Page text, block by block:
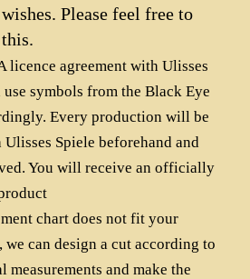
Please feel free to
licence agreement with Ulisses
use symbols from the Black Eye
Every production will be
Spiele beforehand and
You will receive an officially
chart does not fit your
we can design a cut according to
and make the